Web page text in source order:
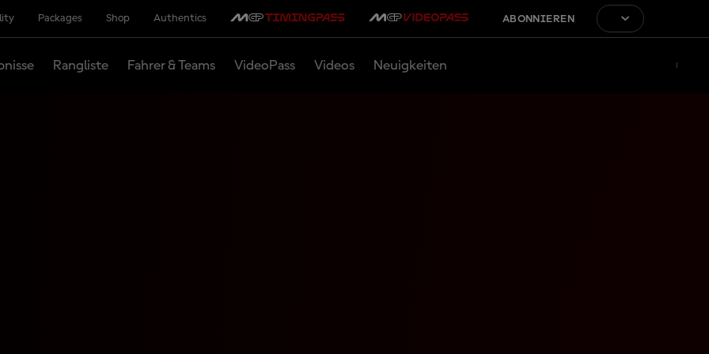
Packages Shop Authentics ABONNIEREN
Rangliste Fahrer & Teams VideoPass Videos Neuigkeiten